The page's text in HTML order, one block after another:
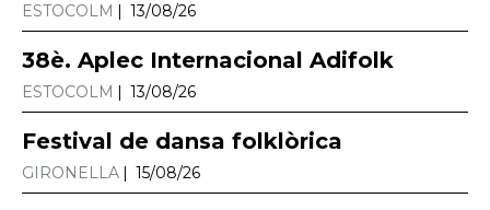
ESTOCOLM 13/08/26
38è. Aplec Internacional Adifolk
ESTOCOLM 13/08/26
Festival de dansa folklòrica
GIRONELLA 15/08/26